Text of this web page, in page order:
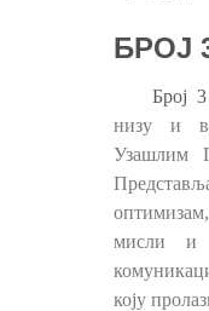
БРОЈ
Број 3
низу и
Узашлим
мисли и
коју